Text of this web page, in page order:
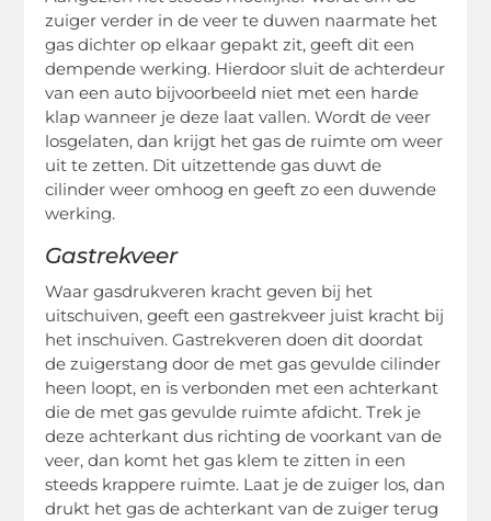
zuiger verder in de veer te duwen naarmate het
gas dichter op elkaar gepakt zit, geeft dit een
dempende werking. Hierdoor sluit de achterdeur
van een auto bijvoorbeeld niet met een harde
klap wanneer je deze laat vallen. Wordt de veer
losgelaten, dan krijgt het gas de ruimte om weer
uit te zetten. Dit uitzettende gas duwt de
cilinder weer omhoog en geeft zo een duwende
werking.
Gastrekveer
Waar gasdrukveren kracht geven bij het
uitschuiven, geeft een gastrekveer juist kracht bij
het inschuiven. Gastrekveren doen dit doordat
de zuigerstang door de met gas gevulde cilinder
heen loopt, en is verbonden met een achterkant
die de met gas gevulde ruimte afdicht. Trek je
deze achterkant dus richting de voorkant van de
veer, dan komt het gas klem te zitten in een
steeds krappere ruimte. Laat je de zuiger los, dan
drukt het gas de achterkant van de zuiger terug